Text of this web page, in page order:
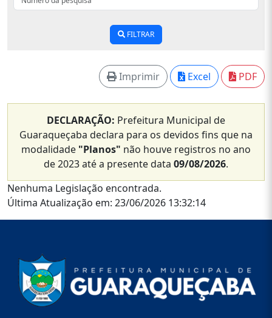
FILTRAR
Imprimir Excel PDF
DECLARAÇÃO: Prefeitura Municipal de
Guaraqueçaba declara para os devidos fins que na
modalidade "Planos" não houve registros no ano
de 2023 até a presente data 09/08/2026.
Nenhuma Legislação encontrada.
Última Atualização em: 23/06/2026 13:32:14